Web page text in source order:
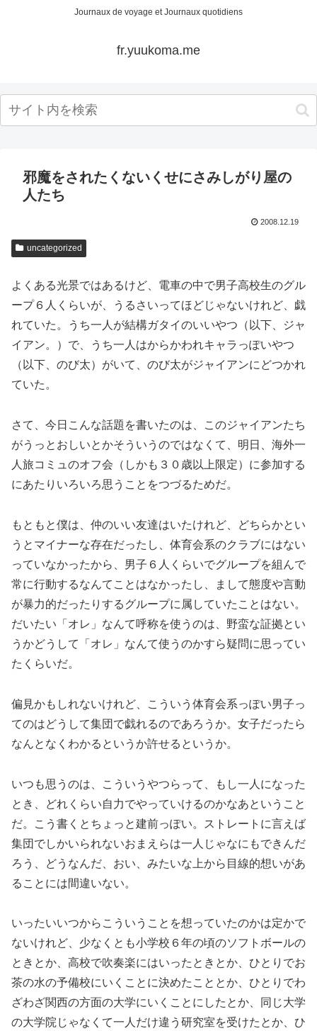
Journaux de voyage et Journaux quotidiens
fr.yuukoma.me
邪魔をされたくないくせにさみしがり屋の
人たち
2008.12.19
uncategorized
よくある光景ではあるけど、電車の中で男子高校生のグル
ープ６人くらいが、うるさいってほどじゃないけれど、戯
れていた。うち一人が結構ガタイのいいやつ（以下、ジャ
イアン。）で、うち一人はからかわれキャラっぽいやつ
（以下、のび太）がいて、のび太がジャイアンにどつかれ
ていた。
さて、今日こんな話題を書いたのは、このジャイアンたち
がうっとおしいとかそういうのではなくて、明日、海外一
人旅コミュのオフ会（しかも３０歳以上限定）に参加する
にあたりいろいろ思うことをつづるためだ。
もともと僕は、仲のいい友達はいたけれど、どちらかとい
うとマイナーな存在だったし、体育会系のクラブにはない
っていなかったから、男子６人くらいでグループを組んで
常に行動するなんてことはなかったし、まして態度や言動
が暴力的だったりするグループに属していたことはない。
だいたい「オレ」なんて呼称を使うのは、野蛮な証拠とい
うかどうして「オレ」なんて使うのかすら疑問に思ってい
たくらいだ。
偏見かもしれないけれど、こういう体育会系っぽい男子っ
てのはどうして集団で戯れるのであろうか。女子だったら
なんとなくわかるというか許せるというか。
いつも思うのは、こういうやつらって、もし一人になった
とき、どれくらい自力でやっていけるのかなあということ
だ。こう書くとちょっと建前っぽい。ストレートに言えば
集団でしかいられないおまえらは一人じゃなにもできんだ
ろう、どうなんだ、おい、みたいな上から目線的想いがあ
ることには間違いない。
いったいいつからこういうことを想っていたのかは定かで
ないけれど、少なくとも小学校６年の頃のソフトボールの
ときとか、高校で吹奏楽にはいったときとか、ひとりでお
茶の水の予備校にいくことに決めたこととか、ひとりでわ
ざわざ関西の方面の大学にいくことにしたとか、同じ大学
の大学院じゃなくて一人だけ違う研究室を受けたとか、ひ